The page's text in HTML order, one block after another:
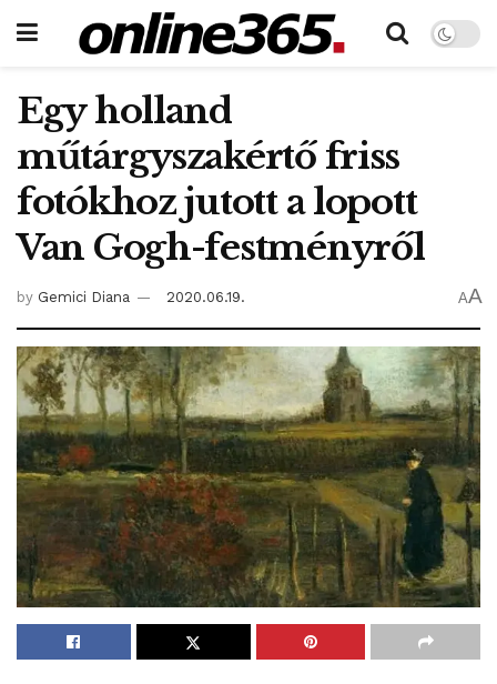
Egy holland
műtárgyszakértő friss
fotókhoz jutott a lopott
Van Gogh-festményről
by Gemici Diana 2020.06.19. AA